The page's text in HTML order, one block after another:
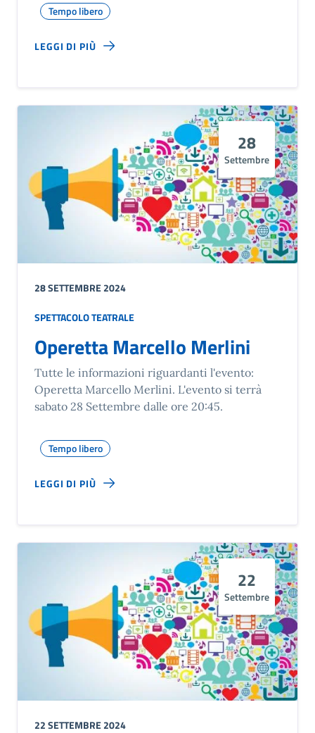
Tempo libero
LEGGI DI PIÙ
28
Settembre
28 SETTEMBRE 2024
SPETTACOLO TEATRALE
Operetta Marcello Merlini
Tutte le informazioni riguardanti l'evento:
Operetta Marcello Merlini. L'evento si terrà
sabato 28 Settembre dalle ore 20:45.
Tempo libero
LEGGI DI PIÙ
22
Settembre
22 SETTEMBRE 2024